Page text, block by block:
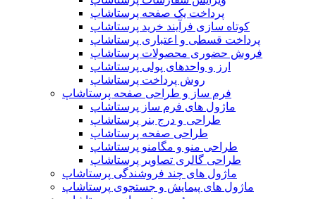
پرداخت یک صفحه پرستاشاپ
کوتاه سازی فرآیند خرید پرستاشاپ
پرداخت قسطی و اعتباری پرستاشاپ
فروش حضوری محصولات پرستاشاپ
ارز و واحدهای پولی پرستاشاپ
روش پرداخت پرستاشاپ
فرم ساز و طراحی صفحه پرستاشاپ
ماژول های فرم ساز پرستاشاپ
طراحی و درج بنر پرستاشاپ
طراحی صفحه پرستاشاپ
طراحی منو و مگامنو پرستاشاپ
طراحی گالری تصاویر پرستاشاپ
ماژول های چند فروشندگی پرستاشاپ
ماژول های پیمایش و جستجوی پرستاشاپ